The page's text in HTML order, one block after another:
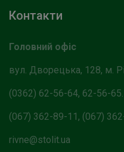
Контакти
Головний офіс
вул. Дворецька, 128, м.
(0362) 62-56-64, 62-56-65.
(067) 362-89-11, (067)
rivne@stolit.ua